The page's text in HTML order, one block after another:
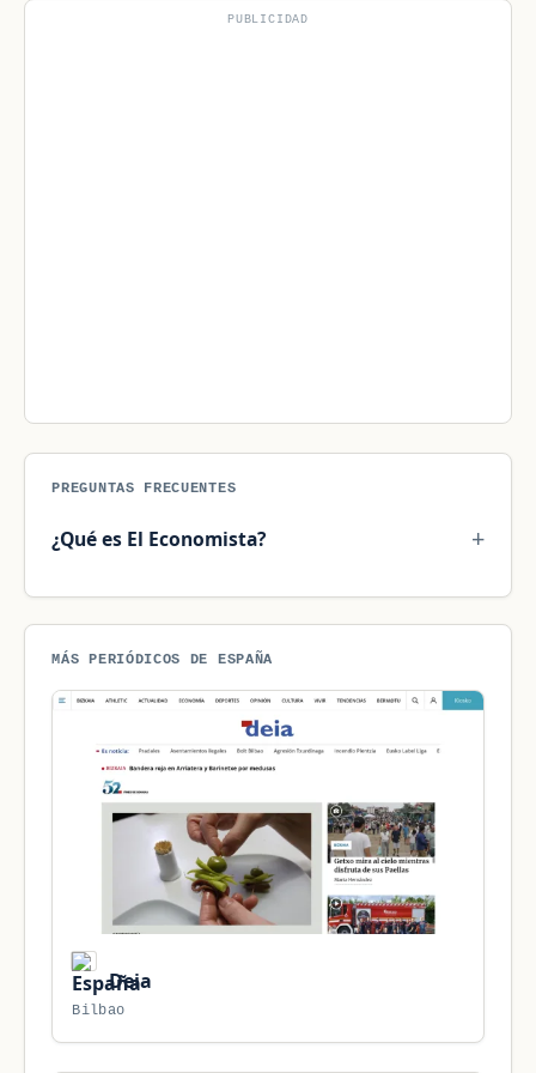
PUBLICIDAD
PREGUNTAS FRECUENTES
¿Qué es El Economista?
MÁS PERIÓDICOS DE ESPAÑA
Deia
Bilbao